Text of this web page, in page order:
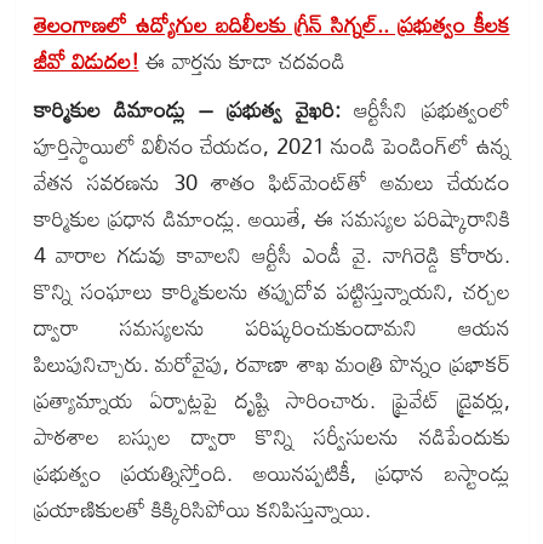
తెలంగాణలో ఉద్యోగుల బదిలీలకు గ్రీన్ సిగ్నల్.. ప్రభుత్వం కీలక
జీవో విడుదల!ఈ వార్తను కూడా చదవండి
కార్మికుల డిమాండ్లు – ప్రభుత్వ వైఖరి: ఆర్టీసీని ప్రభుత్వంలో
పూర్తిస్థాయిలో విలీనం చేయడం, 2021 నుండి పెండింగ్‌లో ఉన్న
వేతన సవరణను 30 శాతం ఫిట్‌మెంట్‌తో అమలు చేయడం
కార్మికుల ప్రధాన డిమాండ్లు. అయితే, ఈ సమస్యల పరిష్కారానికి
4 వారాల గడువు కావాలని ఆర్టీసీ ఎండీ వై. నాగిరెడ్డి కోరారు.
కొన్ని సంఘాలు కార్మికులను తప్పుదోవ పట్టిస్తున్నాయని, చర్చల
ద్వారా సమస్యలను పరిష్కరించుకుందామని ఆయన
పిలుపునిచ్చారు. మరోవైపు, రవాణా శాఖ మంత్రి పొన్నం ప్రభాకర్
ప్రత్యామ్నాయ ఏర్పాట్లపై దృష్టి సారించారు. ప్రైవేట్ డ్రైవర్లు,
పాఠశాల బస్సుల ద్వారా కొన్ని సర్వీసులను నడిపేందుకు
ప్రభుత్వం ప్రయత్నిస్తోంది. అయినప్పటికీ, ప్రధాన బస్టాండ్లు
ప్రయాణికులతో కిక్కిరిసిపోయి కనిపిస్తున్నాయి.